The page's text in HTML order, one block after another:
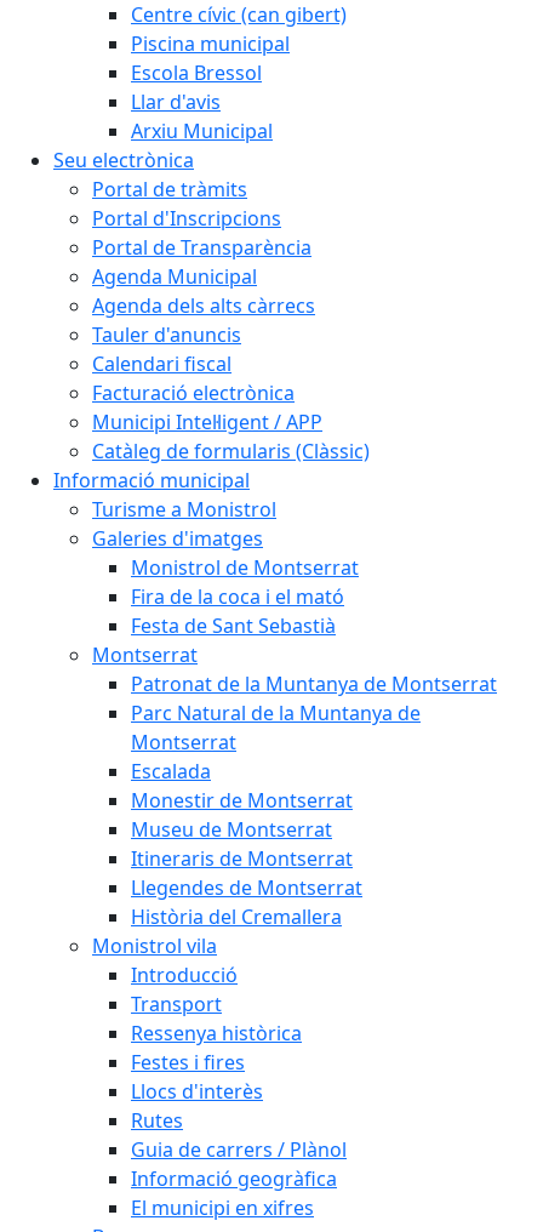
Centre cívic (can gibert)
Piscina municipal
Escola Bressol
Llar d'avis
Arxiu Municipal
Seu electrònica
Portal de tràmits
Portal d'Inscripcions
Portal de Transparència
Agenda Municipal
Agenda dels alts càrrecs
Tauler d'anuncis
Calendari fiscal
Facturació electrònica
Municipi Intel·ligent / APP
Catàleg de formularis (Clàssic)
Informació municipal
Turisme a Monistrol
Galeries d'imatges
Monistrol de Montserrat
Fira de la coca i el mató
Festa de Sant Sebastià
Montserrat
Patronat de la Muntanya de Montserrat
Parc Natural de la Muntanya de
Montserrat
Escalada
Monestir de Montserrat
Museu de Montserrat
Itineraris de Montserrat
Llegendes de Montserrat
Història del Cremallera
Monistrol vila
Introducció
Transport
Ressenya històrica
Festes i fires
Llocs d'interès
Rutes
Guia de carrers / Plànol
Informació geogràfica
El municipi en xifres